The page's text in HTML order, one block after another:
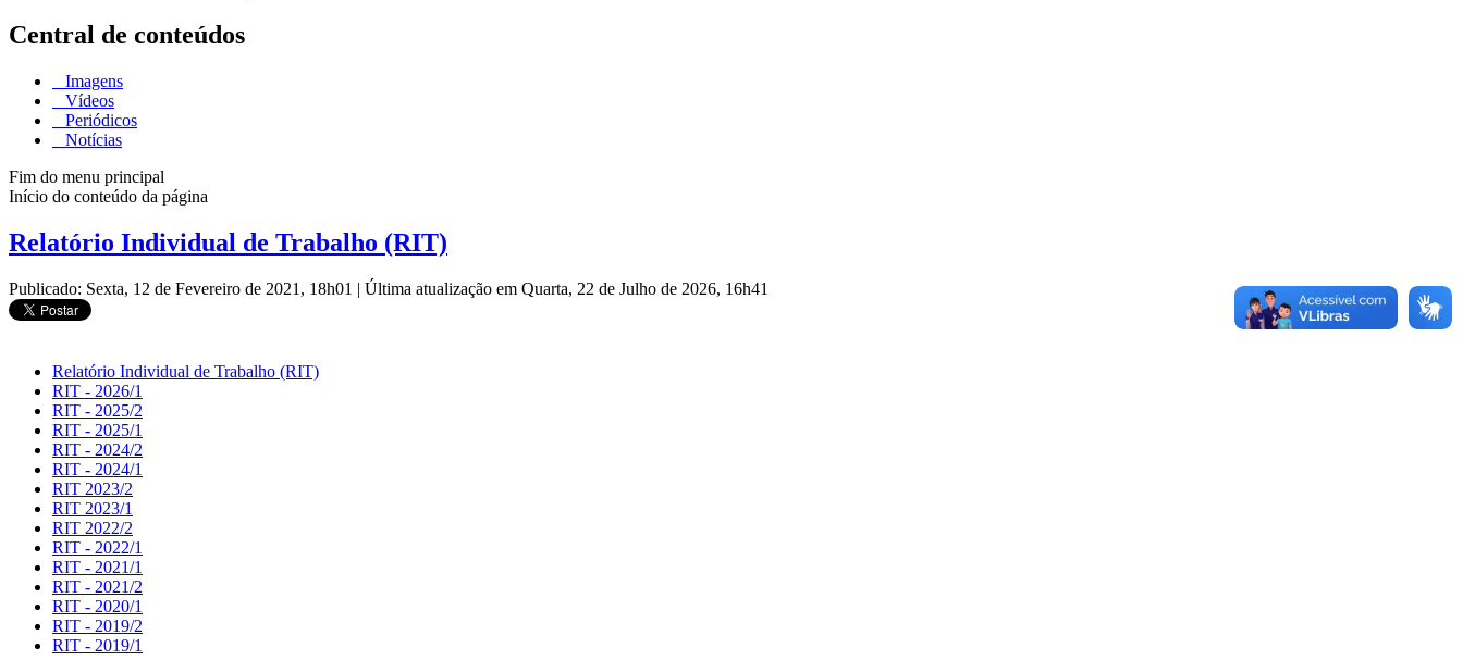
Central de conteúdos
Imagens
Vídeos
Periódicos
Notícias
Fim do menu principal
Início do conteúdo da página
Relatório Individual de Trabalho (RIT)
Publicado: Sexta, 12 de Fevereiro de 2021, 18h01 | Última atualização em Quarta, 22 de Julho de 2026, 16h41
Relatório Individual de Trabalho (RIT)
RIT - 2026/1
RIT - 2025/2
RIT - 2025/1
RIT - 2024/2
RIT - 2024/1
RIT 2023/2
RIT 2023/1
RIT 2022/2
RIT - 2022/1
RIT - 2021/1
RIT - 2021/2
RIT - 2020/1
RIT - 2019/2
RIT - 2019/1